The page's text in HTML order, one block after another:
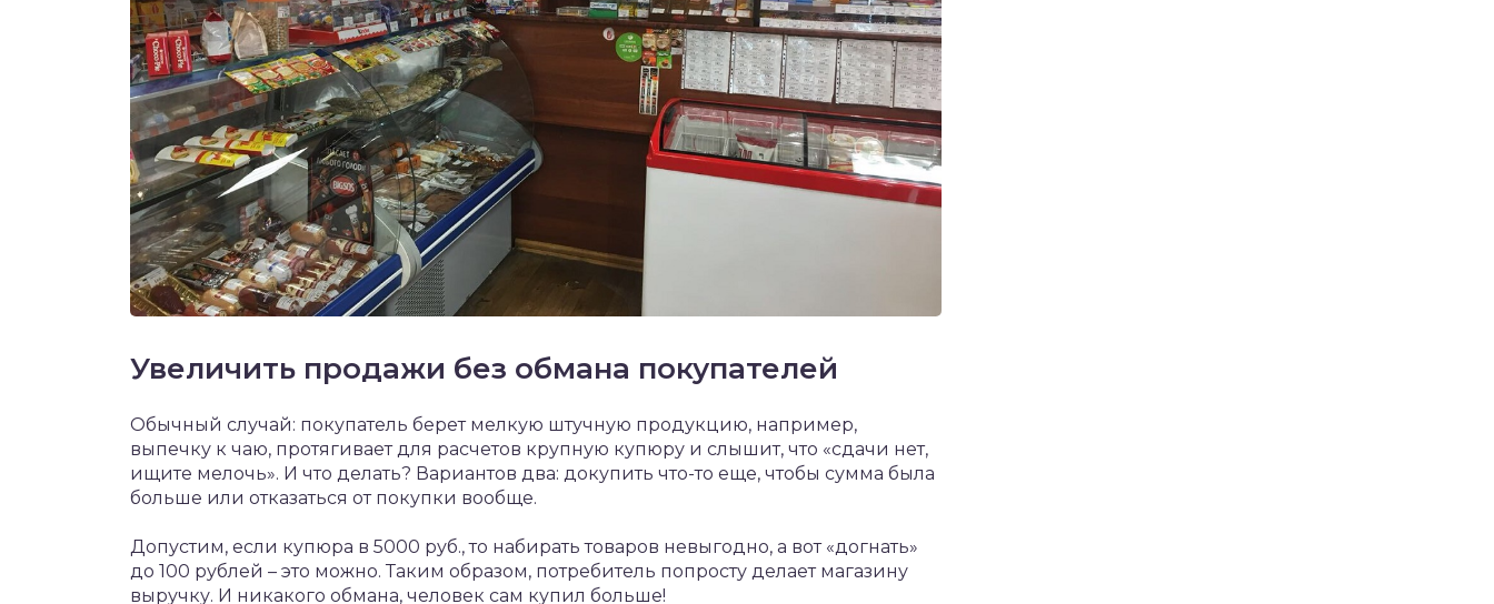
Увеличить продажи без обмана покупателей
Обычный случай: покупатель берет мелкую штучную продукцию, например,
выпечку к чаю, протягивает для расчетов крупную купюру и слышит, что «сдачи нет,
ищите мелочь». И что делать? Вариантов два: докупить что-то еще, чтобы сумма была
больше или отказаться от покупки вообще.
Допустим, если купюра в 5000 руб., то набирать товаров невыгодно, а вот «догнать»
до 100 рублей – это можно. Таким образом, потребитель попросту делает магазину
выручку. И никакого обмана, человек сам купил больше!